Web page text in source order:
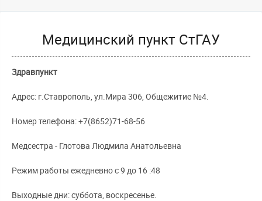
Медицинский пункт СтГАУ
Здравпункт
Адрес: г.Ставрополь, ул.Мира 306, Общежитие №4.
Номер телефона: +7(8652)71-68-56
Медсестра - Глотова Людмила Анатольевна
Режим работы ежедневно с 9 до 16 :48
Выходные дни: суббота, воскресенье.